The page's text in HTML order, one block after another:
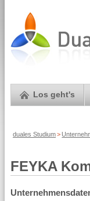
Los geht's
duales Studium>
FEYKA